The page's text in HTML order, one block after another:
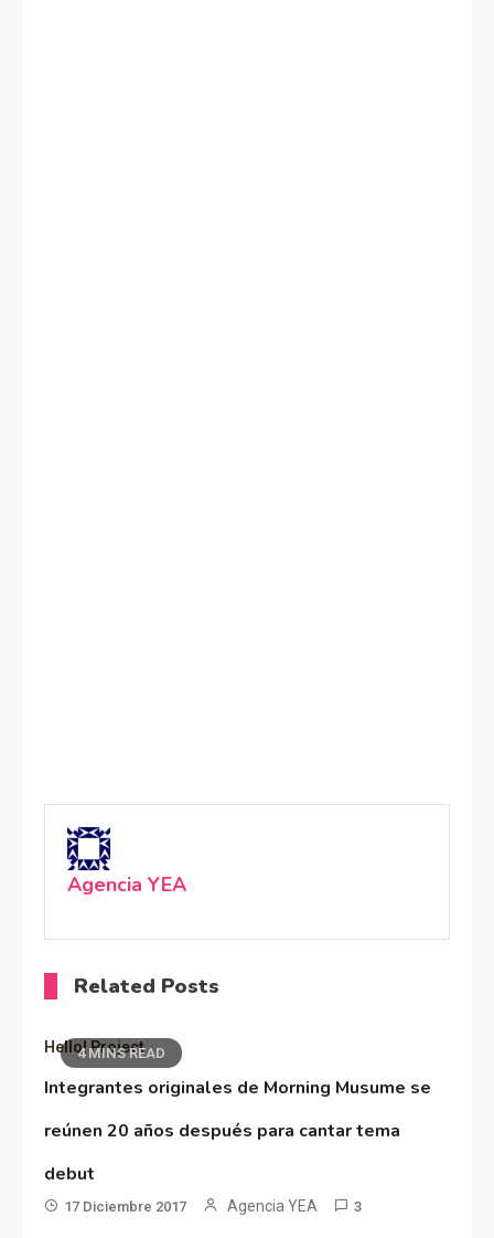
Agencia YEA
Related Posts
4 MINS READ
Hello! Project
Integrantes originales de Morning Musume se
reúnen 20 años después para cantar tema
debut
17 Diciembre 2017 Agencia YEA 3